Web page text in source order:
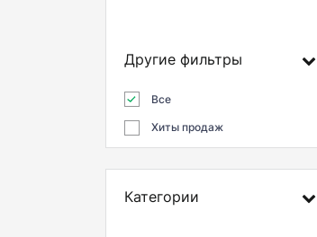
Другие фильтры
Все
Хиты продаж
Категории